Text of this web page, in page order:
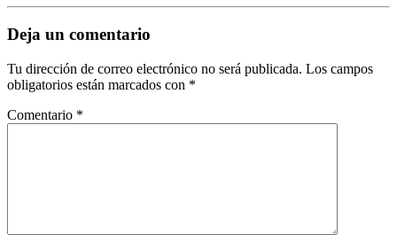
Deja un comentario
Tu dirección de correo electrónico no será publicada. Los campos
obligatorios están marcados con *
Comentario *